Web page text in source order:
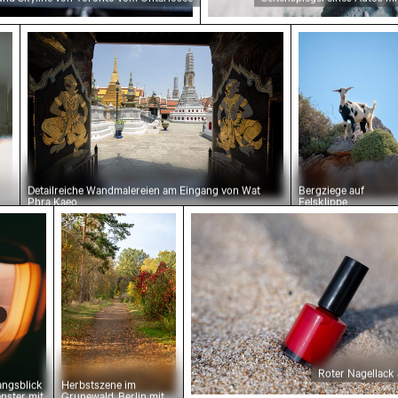
Wolkenkratzer mit Filmeffekt
Detailreiche Wandmalereien am Eingang von
Detailreiche Wandmalereien am Eingang von Wat
Phra Kaeo
Bergziege
Bergziege auf
Felsklippe
aus Flugzeugfenster mit
mit
Herbstszene im Grunewald, Berlin mit
Herbstszene im
Grunewald, Berlin mit
Roter Nagellack auf
Roter